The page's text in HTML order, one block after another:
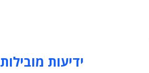
ידיעות מובילות